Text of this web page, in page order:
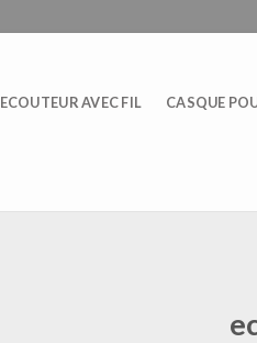
ECOUTEUR AVEC FIL CASQUE